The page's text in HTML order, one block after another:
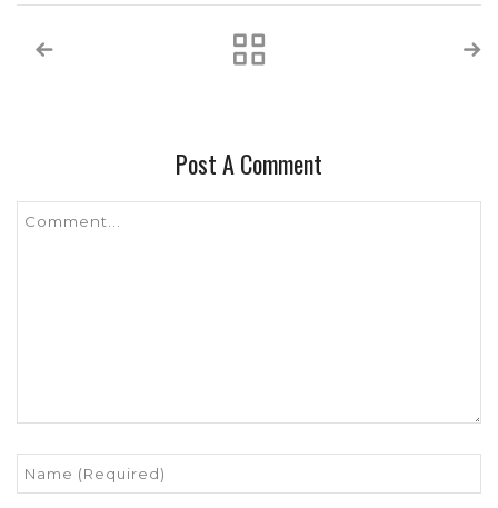
Post A Comment